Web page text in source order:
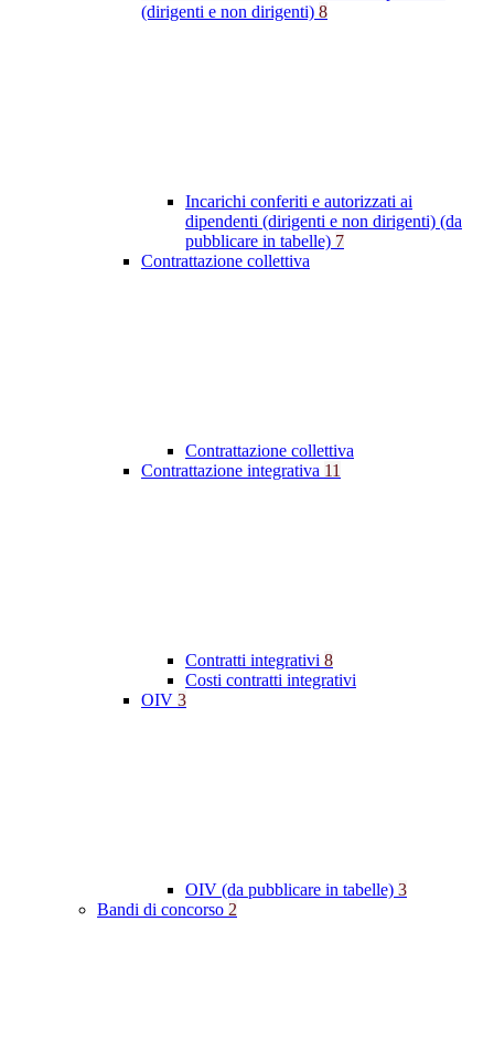
(dirigenti e non dirigenti) 8
Incarichi conferiti e autorizzati ai
dipendenti (dirigenti e non dirigenti) (da
pubblicare in tabelle) 7
Contrattazione collettiva
Contrattazione collettiva
Contrattazione integrativa 11
Contratti integrativi 8
Costi contratti integrativi
OIV 3
OIV (da pubblicare in tabelle) 3
Bandi di concorso 2